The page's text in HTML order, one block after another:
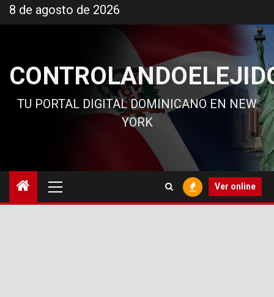
al
8 de agosto de 2026
TU PORTAL DIGITAL DOMINICANO EN NEW
YORK
principal
Ver online